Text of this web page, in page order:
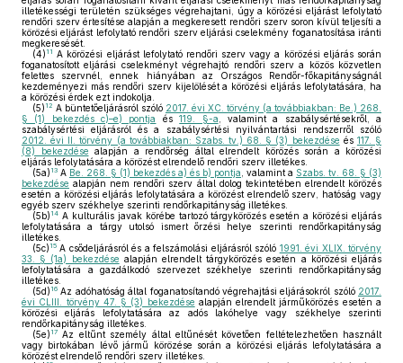
illetékességi területén szükséges végrehajtani, úgy a körözési eljárást lefolytató
rendőri szerv értesítése alapján a megkeresett rendőri szerv soron kívül teljesíti a
körözési eljárást lefolytató rendőri szerv eljárási cselekmény foganatosítása iránti
megkeresését.
(4) 11 A körözési eljárást lefolytató rendőri szerv vagy a körözési eljárás során
foganatosított eljárási cselekményt végrehajtó rendőri szerv a közös közvetlen
felettes szervnél, ennek hiányában az Országos Rendőr-főkapitányságnál
kezdeményezi más rendőri szerv kijelölését a körözési eljárás lefolytatására, ha
a körözési érdek ezt indokolja.
(5) 12 A büntetőeljárásról szóló 2017. évi XC. törvény (a továbbiakban: Be.) 268.
§ (1) bekezdés c)–e) pontja
és119. §-a , valamint a szabálysértésekről, a
szabálysértési eljárásról és a szabálysértési nyilvántartási rendszerről szóló
2012. évi II. törvény (a továbbiakban: Szabs. tv.) 68. § (3) bekezdése és 117. §
(8) bekezdése alapján a rendőrség által elrendelt körözés során a körözési
eljárás lefolytatására a körözést elrendelő rendőri szerv illetékes.
(5a) 13 A Be. 268. § (1) bekezdés a) és b) pontja , valamint a Szabs. tv. 68. § (3)
bekezdése alapján nem rendőri szerv által dolog tekintetében elrendelt körözés
esetén a körözési eljárás lefolytatására a körözést elrendelő szerv, hatóság vagy
egyéb szerv székhelye szerinti rendőrkapitányság illetékes.
(5b) 14 A kulturális javak körébe tartozó tárgykörözés esetén a körözési eljárás
lefolytatására a tárgy utolsó ismert őrzési helye szerinti rendőrkapitányság
illetékes.
(5c) 15 A csődeljárásról és a felszámolási eljárásról szóló 1991. évi XLIX. törvény
33. § (1a) bekezdése alapján elrendelt tárgykörözés esetén a körözési eljárás
lefolytatására a gazdálkodó szervezet székhelye szerinti rendőrkapitányság
illetékes.
(5d) 16 Az adóhatóság által foganatosítandó végrehajtási eljárásokról szóló 2017.
évi CLIII. törvény 47. § (3) bekezdése alapján elrendelt járműkörözés esetén a
körözési eljárás lefolytatására az adós lakóhelye vagy székhelye szerinti
rendőrkapitányság illetékes.
(5e) 17 Az eltűnt személy által eltűnését követően feltételezhetően használt
vagy birtokában lévő jármű körözése során a körözési eljárás lefolytatására a
körözést elrendelő rendőri szerv illetékes.